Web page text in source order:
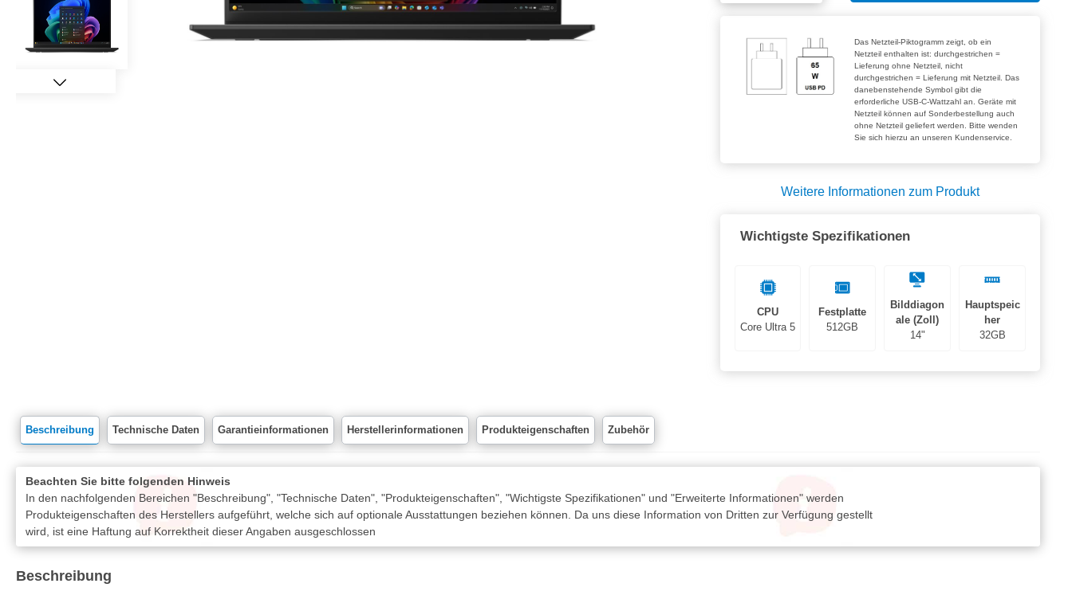
Das Netzteil-Piktogramm zeigt, ob ein
Netzteil enthalten ist: durchgestrichen =
Lieferung ohne Netzteil, nicht
durchgestrichen = Lieferung mit Netzteil. Das
danebenstehende Symbol gibt die
erforderliche USB-C-Wattzahl an. Geräte mit
Netzteil können auf Sonderbestellung auch
ohne Netzteil geliefert werden. Bitte wenden
Sie sich hierzu an unseren Kundenservice.
Weitere Informationen zum Produkt
Wichtigste Spezifikationen
CPU
Core Ultra 5
Festplatte
512GB
Bilddiagon
ale (Zoll)
14"
Hauptspeic
her
32GB
Beschreibung Technische Daten Garantieinformationen Herstellerinformationen Produkteigenschaften Zubehör
Beachten Sie bitte folgenden Hinweis
In den nachfolgenden Bereichen "Beschreibung", "Technische Daten", "Produkteigenschaften", "Wichtigste Spezifikationen" und "Erweiterte Informationen" werden
Produkteigenschaften des Herstellers aufgeführt, welche sich auf optionale Ausstattungen beziehen können. Da uns diese Information von Dritten zur Verfügung gestellt
wird, ist eine Haftung auf Korrektheit dieser Angaben ausgeschlossen
Beschreibung